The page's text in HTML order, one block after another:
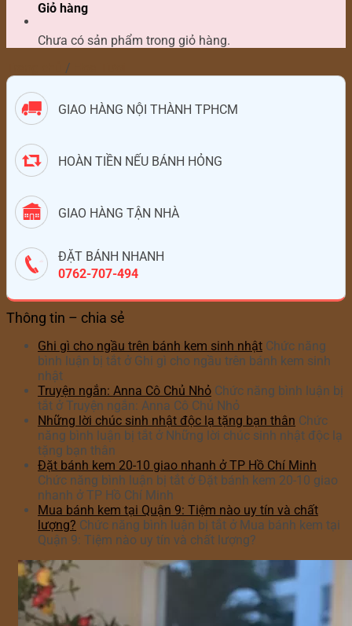
Giỏ hàng
Chưa có sản phẩm trong giỏ hàng.
/
GIAO HÀNG NỘI THÀNH TPHCM
HOÀN TIỀN NẾU BÁNH HỎNG
GIAO HÀNG TẬN NHÀ
ĐẶT BÁNH NHANH
0762-707-494
Thông tin – chia sẻ
Ghi gì cho ngầu trên bánh kem sinh nhật Chức năng
bình luận bị tắt ở Ghi gì cho ngầu trên bánh kem sinh
nhật
Truyện ngắn: Anna Cô Chủ Nhỏ Chức năng bình luận bị
tắt ở Truyện ngắn: Anna Cô Chủ Nhỏ
Những lời chúc sinh nhật độc lạ tặng bạn thân Chức
năng bình luận bị tắt ở Những lời chúc sinh nhật độc lạ
tặng bạn thân
Đặt bánh kem 20-10 giao nhanh ở TP Hồ Chí Minh
Chức năng bình luận bị tắt ở Đặt bánh kem 20-10 giao
nhanh ở TP Hồ Chí Minh
Mua bánh kem tại Quận 9: Tiệm nào uy tín và chất
lượng? Chức năng bình luận bị tắt ở Mua bánh kem tại
Quận 9: Tiệm nào uy tín và chất lượng?